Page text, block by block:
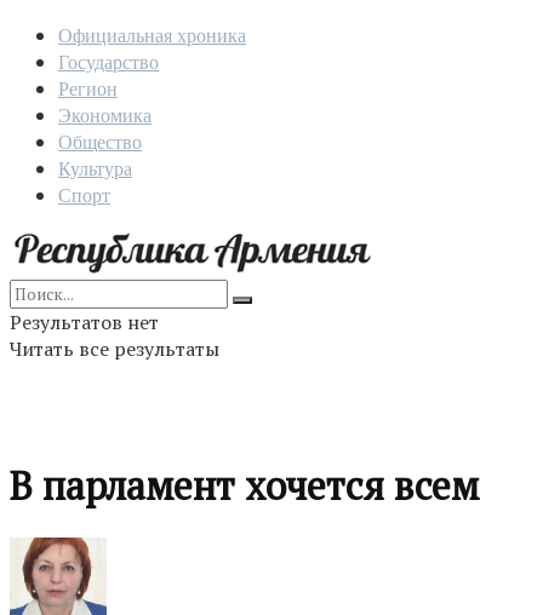
Официальная хроника
Государство
Регион
Экономика
Общество
Культура
Спорт
Результатов нет
Читать все результаты
В парламент хочется всем